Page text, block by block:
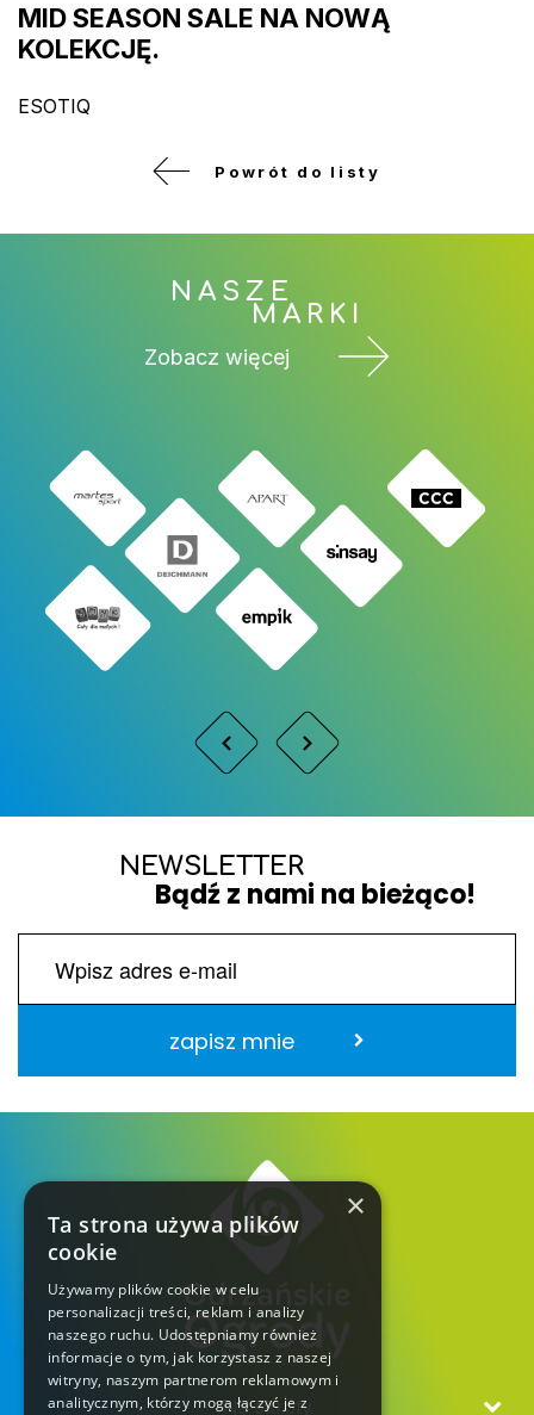
MID SEASON SALE NA NOWĄ
KOLEKCJĘ.
ESOTIQ
Powrót do listy
NASZE
MARKI
Zobacz więcej
NEWSLETTER
Bądź z nami na bieżąco!
zapisz mnie
Na skróty
×
Ta strona używa plików
cookie
Używamy plików cookie w celu
personalizacji treści, reklam i analizy
naszego ruchu. Udostępniamy również
informacje o tym, jak korzystasz z naszej
witryny, naszym partnerom reklamowym i
analitycznym, którzy mogą łączyć je z